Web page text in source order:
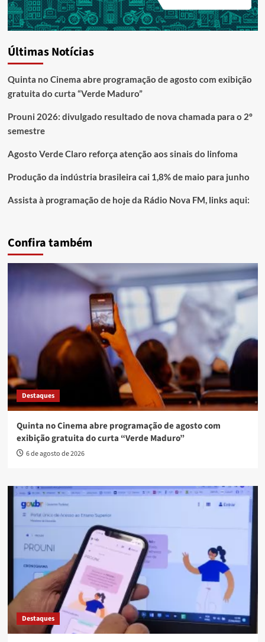
Últimas Notícias
Quinta no Cinema abre programação de agosto com exibição
gratuita do curta “Verde Maduro”
Prouni 2026: divulgado resultado de nova chamada para o 2º
semestre
Agosto Verde Claro reforça atenção aos sinais do linfoma
Produção da indústria brasileira cai 1,8% de maio para junho
Assista à programação de hoje da Rádio Nova FM, links aqui:
Confira também
Destaques
Quinta no Cinema abre programação de agosto com
exibição gratuita do curta “Verde Maduro”
6 de agosto de 2026
Destaques